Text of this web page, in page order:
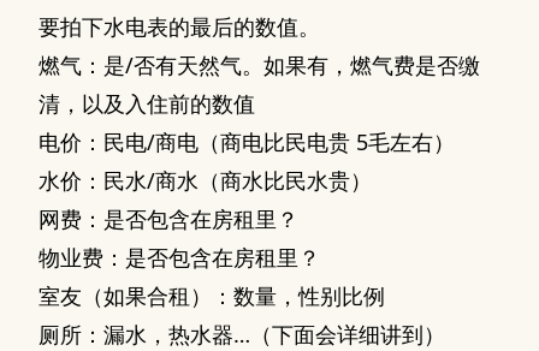
要拍下水电表的最后的数值。
燃气：是/否有天然气。如果有，燃气费是否缴
清，以及入住前的数值
电价：民电/商电（商电比民电贵 5毛左右）
水价：民水/商水（商水比民水贵）
网费：是否包含在房租里？
物业费：是否包含在房租里？
室友（如果合租）：数量，性别比例
厕所：漏水，热水器…（下面会详细讲到）